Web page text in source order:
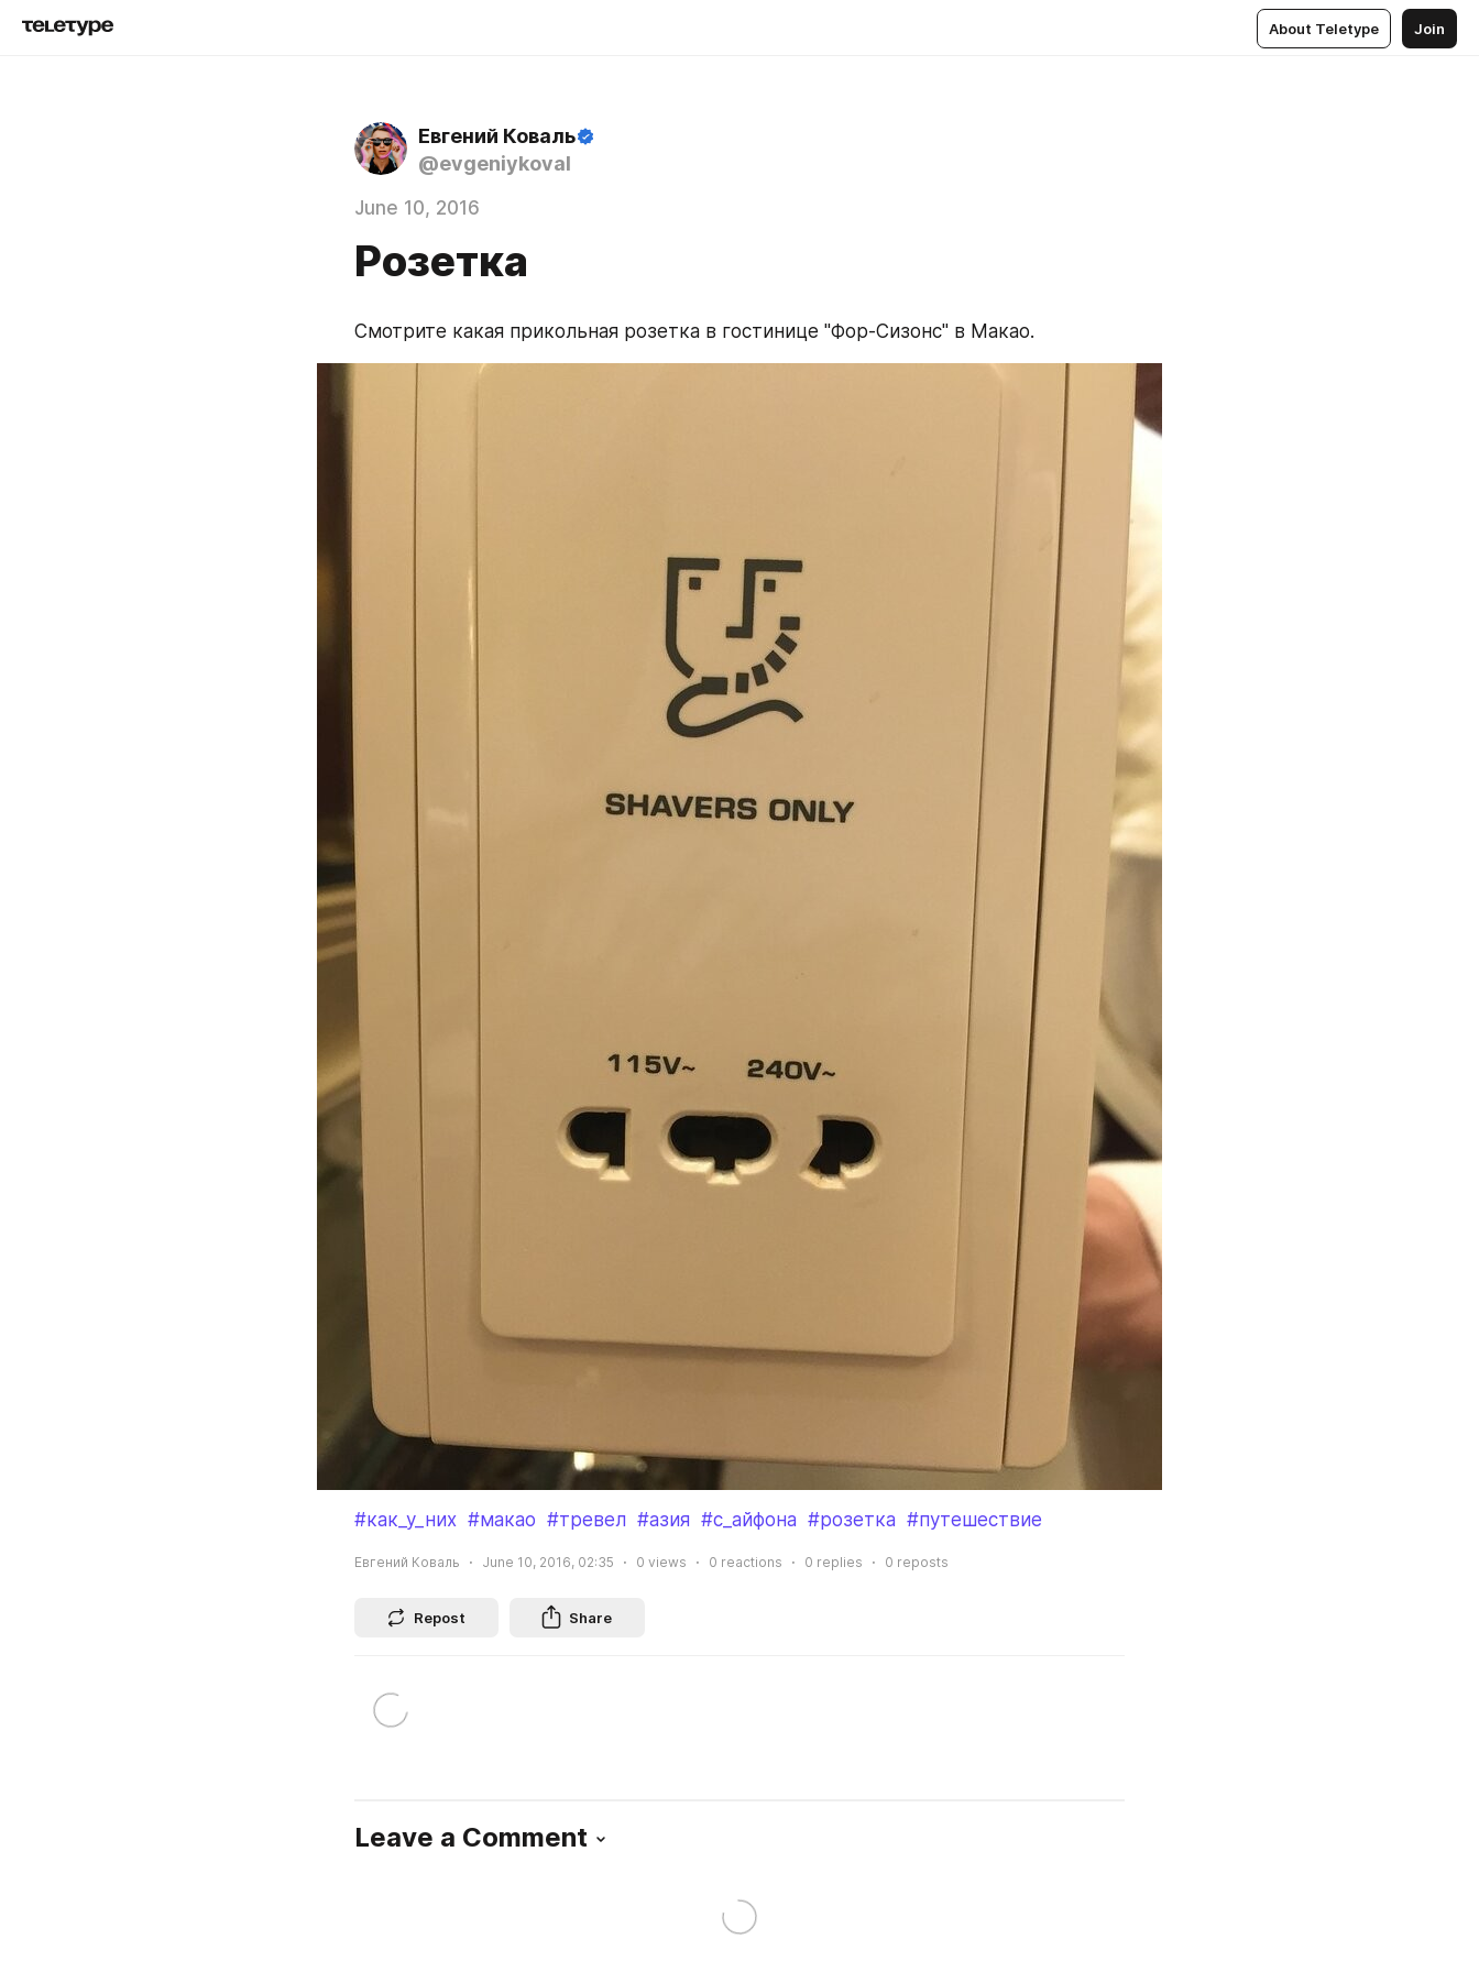
About Teletype Join
Евгений Коваль
@evgeniykoval
June 10, 2016
Розетка
Смотрите какая прикольная розетка в гостинице "Фор-Сизонс" в Макао.
#как_у_них #макао #тревел #азия #с_айфона #розетка #путешествие
Евгений Коваль June 10, 2016, 02:35 0 views 0 reactions 0 replies 0 reposts
Repost Share
Leave a Comment